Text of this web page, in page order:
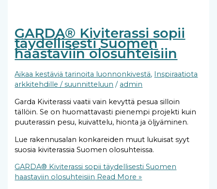
GARDA® Kiviterassi sopii
täydellisesti Suomen
haastaviin olosuhteisiin
Aikaa kestäviä tarinoita luonnonkivestä, Inspiraatiota
arkkitehdille / suunnitteluun / admin
Garda Kiviterassi vaatii vain kevyttä pesua silloin
tällöin. Se on huomattavasti pienempi projekti kuin
puuterassin pesu, kuivattelu, hionta ja öljyäminen.
Lue rakennusalan konkareiden muut lukuisat syyt
suosia kiviterassia Suomen olosuhteissa.
GARDA® Kiviterassi sopii täydellisesti Suomen
haastaviin olosuhteisiin Read More »